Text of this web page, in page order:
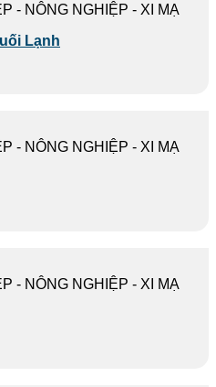
- NÔNG NGHIỆP - XI MẠ
Lạnh
- NÔNG NGHIỆP - XI MẠ
- NÔNG NGHIỆP - XI MẠ